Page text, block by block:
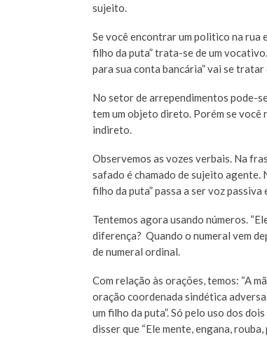
sujeito.
Se você encontrar um politico na rua
filho da puta” trata-se de um
para sua conta bancária” vai se tratar
No setor de arrependimentos pode-
tem um objeto direto. Porém se você
indireto.
Observemos as vozes verbais. Na
safado é chamado de sujeito
filho da puta” passa a ser voz passiva
Tentemos agora usando números.
diferença? Quando o numeral vem
de numeral ordinal.
Com relação às orações, temos: “A
oração coordenada sindética
um filho da puta”. Só pelo uso dos
disser que “Ele mente, engana,